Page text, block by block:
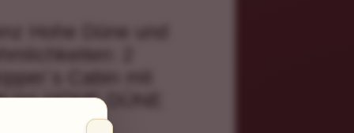
2
Cabin mit
HOHE DÜNE